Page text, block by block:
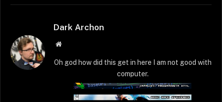
Dark Archon
Strona
Oh god how did this get in here I am not good with
computer.